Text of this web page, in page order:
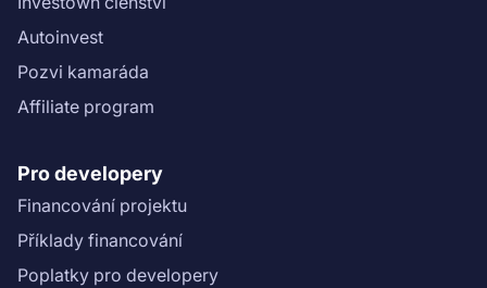
Autoinvest
Pozvi kamaráda
Affiliate program
Pro developery
Financování projektu
Příklady financování
Poplatky pro developery